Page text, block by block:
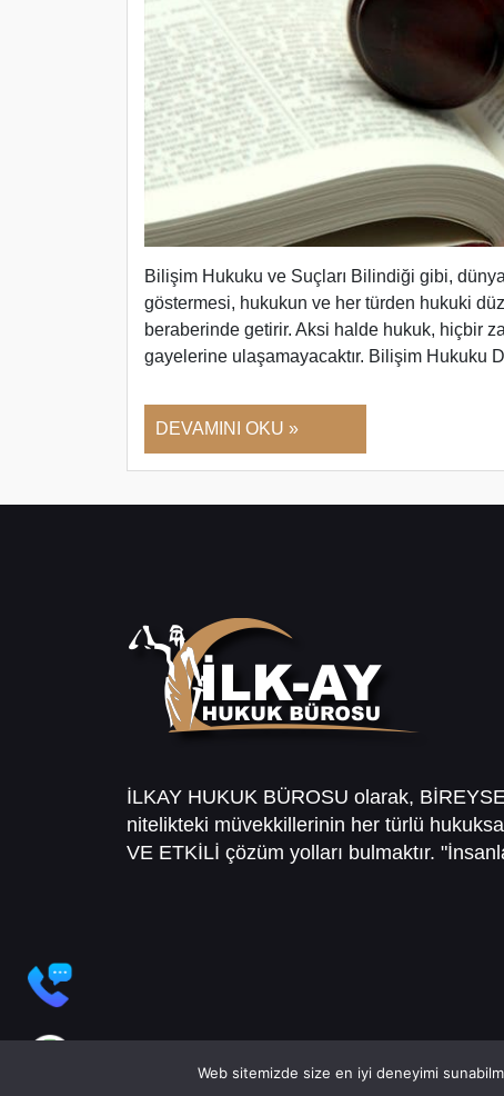
Bilişim Hukuku ve Suçları Bilindiği gibi,
göstermesi, hukukun ve her türden hukuki
beraberinde getirir. Aksi halde hukuk, hiçbir
gayelerine ulaşamayacaktır. Bilişim Hukuku
DEVAMINI OKU »
İLKAY HUKUK BÜROSU olarak,
nitelikteki müvekkillerinin her türlü
VE ETKİLİ çözüm yolları bulmaktır.
Web sitemizde size en iyi deneyimi